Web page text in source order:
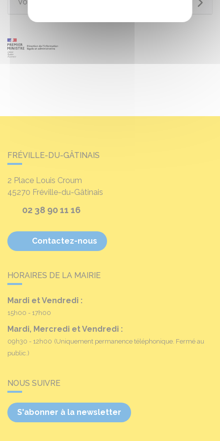
FRÉVILLE-DU-GÂTINAIS
2 Place Louis Croum
45270 Fréville-du-Gâtinais
02 38 90 11 16
Contactez-nous
HORAIRES DE LA MAIRIE
Mardi et Vendredi :
15h00 - 17h00
Mardi, Mercredi et Vendredi :
09h30 - 12h00 (Uniquement permanence téléphonique. Fermé au
public.)
NOUS SUIVRE
S'abonner à la newsletter